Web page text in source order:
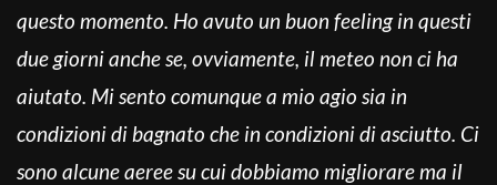
questo momento. Ho avuto un buon feeling in questi
due giorni anche se, ovviamente, il meteo non ci ha
aiutato. Mi sento comunque a mio agio sia in
condizioni di bagnato che in condizioni di asciutto. Ci
sono alcune aeree su cui dobbiamo migliorare ma il